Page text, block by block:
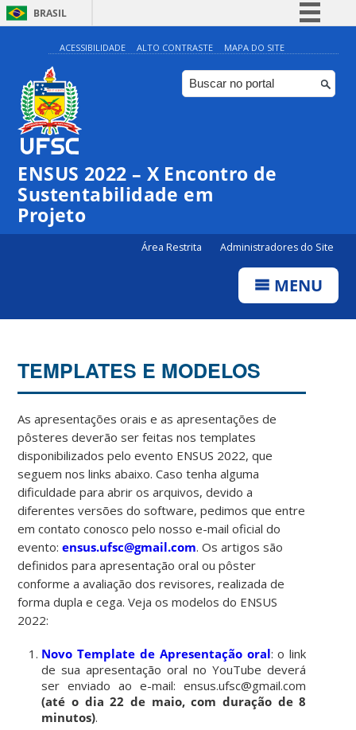
BRASIL
Simplifique!
Comunica BR
Participe
Canais
ACESSIBILIDADE ALTO CONTRASTE MAPA DO SITE
ENSUS 2022 – X Encontro de
Sustentabilidade em
Projeto
Área Restrita Administradores do Site
MENU
TEMPLATES E MODELOS
As apresentações orais e as apresentações de
pôsteres deverão ser feitas nos templates
disponibilizados pelo evento ENSUS 2022, que
seguem nos links abaixo. Caso tenha alguma
dificuldade para abrir os arquivos, devido a
diferentes versões do software, pedimos que entre
em contato conosco pelo nosso e-mail oficial do
evento:ensus.ufsc@gmail.com. Os artigos são
definidos para apresentação oral ou pôster
conforme a avaliação dos revisores, realizada de
forma dupla e cega. Veja os modelos do ENSUS
2022:
Novo Template de Apresentação oral: o link
de sua apresentação oral no YouTube deverá
ser enviado ao e-mail: ensus.ufsc@gmail.com
(até o dia 22 de maio, com duração de 8
minutos).